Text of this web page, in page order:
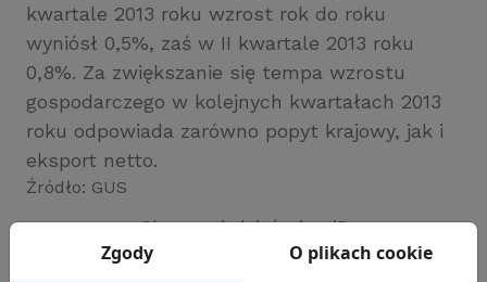
kwartale 2013 roku wzrost rok do roku
wyniósł 0,5%, zaś w II kwartale 2013 roku
0,8%. Za zwiększanie się tempa wzrostu
gospodarczego w kolejnych kwartałach 2013
roku odpowiada zarówno popyt krajowy, jak i
eksport netto.
Źródło: GUS
Chcesz wiedzieć więcej?
Zobacz więcej wiadomości
Zgody O plikach cookie